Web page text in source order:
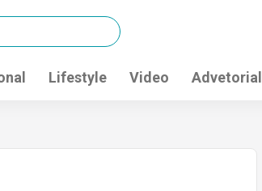
Lifestyle Video Advetorial